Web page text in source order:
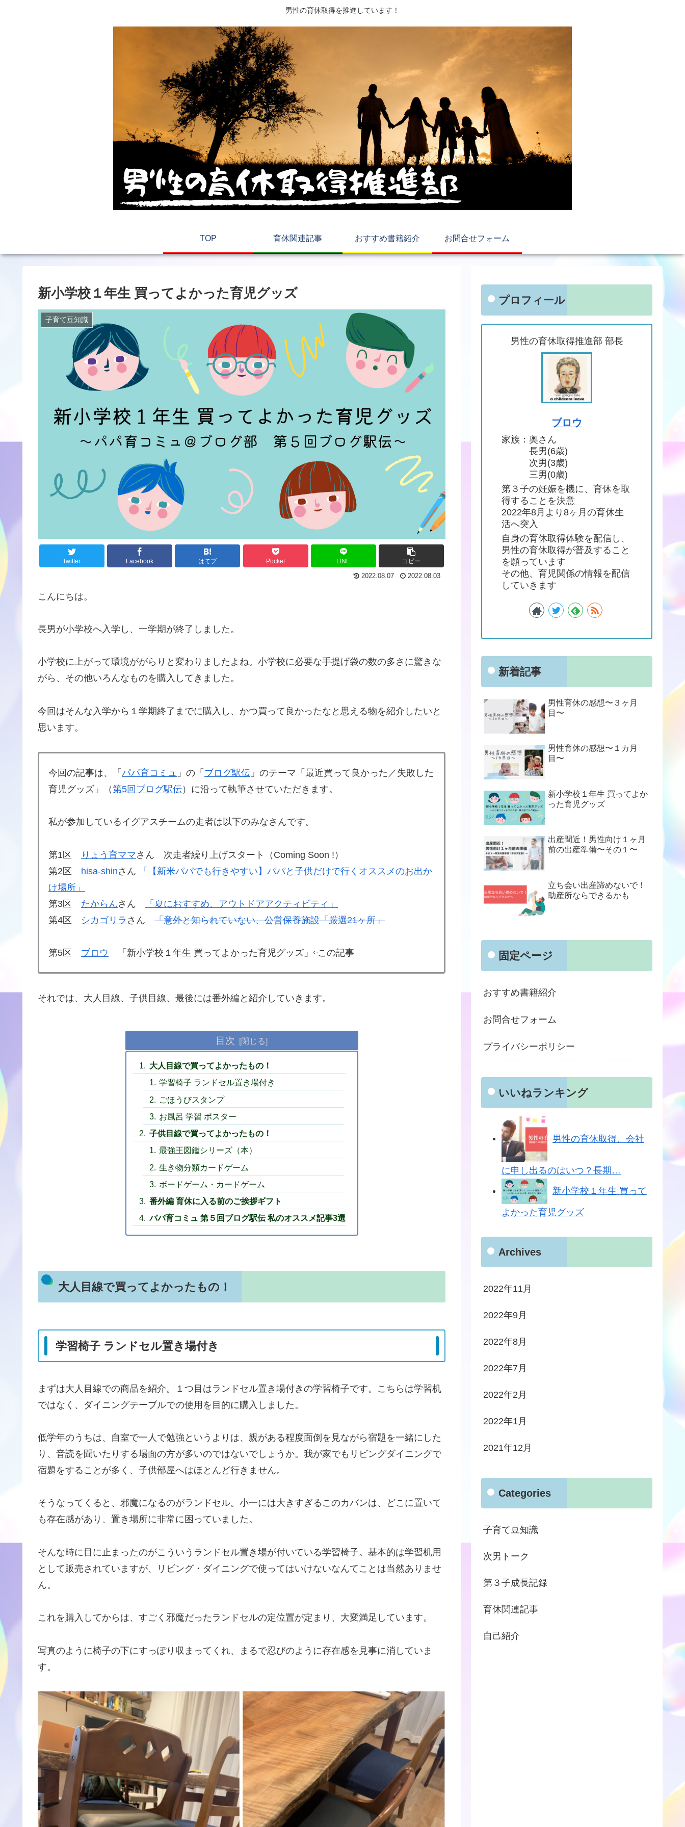
男性の育休取得を推進しています！
TOP 育休関連記事 おすすめ書籍紹介 お問合せフォーム
新小学校１年生 買ってよかった育児グッズ
子育て豆知識
Twitter Facebook はてブ Pocket LINE コピー
2022.08.07 2022.08.03
こんにちは。
長男が小学校へ入学し、一学期が終了しました。
小学校に上がって環境ががらりと変わりましたよね。小学校に必要な手提げ袋の数の多さに驚きな
がら、その他いろんなものを購入してきました。
今回はそんな入学から１学期終了までに購入し、かつ買って良かったなと思える物を紹介したいと
思います。
今回の記事は、「 パパ育コミュ 」の「 ブログ駅伝 」のテーマ「最近買って良かった／失敗した
育児グッズ」（第5回ブログ駅伝）に沿って執筆させていただきます。
私が参加しているイグアスチームの走者は以下のみなさんです。
第1区 りょう育ママさん 次走者繰り上げスタート（Coming Soon !）
第2区 hisa-shinさん
「【新米パパでも行きやすい】パパと子供だけで行くオススメのお出か
け場所」
第3区 たからんさん
「夏におすすめ、アウトドアアクティビティ」
第4区 シカゴリラ さん 「意外と知られていない、公営保養施設「厳選21ヶ所」
第5区 ブロウ 「新小学校１年生 買ってよかった育児グッズ」⇦この記事
それでは、大人目線、子供目線、最後には番外編と紹介していきます。
目次
大人目線で買ってよかったもの！
学習椅子 ランドセル置き場付き
ごほうびスタンプ
お風呂 学習 ポスター
子供目線で買ってよかったもの！
最強王図鑑シリーズ（本）
生き物分類カードゲーム
ボードゲーム・カードゲーム
番外編 育休に入る前のご挨拶ギフト
パパ育コミュ 第５回ブログ駅伝 私のオススメ記事3選
大人目線で買ってよかったもの！
学習椅子 ランドセル置き場付き
まずは大人目線での商品を紹介。１つ目はランドセル置き場付きの学習椅子です。こちらは学習机
ではなく、ダイニングテーブルでの使用を目的に購入しました。
低学年のうちは、自室で一人で勉強というよりは、親がある程度面倒を見ながら宿題を一緒にした
り、音読を聞いたりする場面の方が多いのではないでしょうか。我が家でもリビングダイニングで
宿題をすることが多く、子供部屋へはほとんど行きません。
そうなってくると、邪魔になるのがランドセル。小一には大きすぎるこのカバンは、どこに置いて
も存在感があり、置き場所に非常に困っていました。
そんな時に目に止まったのがこういうランドセル置き場が付いている学習椅子。基本的は学習机用
として販売されていますが、リビング・ダイニングで使ってはいけないなんてことは当然ありませ
ん。
これを購入してからは、すごく邪魔だったランドセルの定位置が定まり、大変満足しています。
写真のように椅子の下にすっぽり収まってくれ、まるで忍びのように存在感を見事に消していま
す。
プロフィール
男性の育休取得推進部 部長
ブロウ
家族：奥さん
長男(6歳)
次男(3歳)
三男(0歳)
第３子の妊娠を機に、育休を取
得することを決意
2022年8月より8ヶ月の育休生
活へ突入
自身の育休取得体験を配信し、
男性の育休取得が普及すること
を願っています
その他、育児関係の情報を配信
していきます
新着記事
男性育休の感想〜３ヶ月
目〜
男性育休の感想〜１カ月
目〜
新小学校１年生 買ってよか
った育児グッズ
出産間近！男性向け１ヶ月
前の出産準備〜その１〜
立ち会い出産諦めないで！
助産所ならできるかも
固定ページ
おすすめ書籍紹介
お問合せフォーム
プライバシーポリシー
いいねランキング
男性の育休取得、会社
に申し出るのはいつ？長期…
新小学校１年生 買って
よかった育児グッズ
Archives
2022年11月
2022年9月
2022年8月
2022年7月
2022年2月
2022年1月
2021年12月
Categories
子育て豆知識
次男トーク
第３子成長記録
育休関連記事
自己紹介